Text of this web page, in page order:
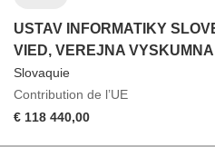
USTAV INFORMATIKY
VIED, VEREJNA
Slovaquie
Contribution de l’UE
€ 118 440,00